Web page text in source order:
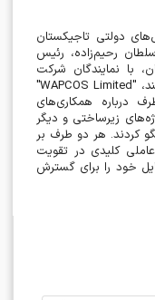
دولتی تاجیکستان
رحیم‌زاده، رئیس
با نمایندگان شرکت
"WAPCOS Limited"
درباره همکاری‌های
زیرساختی و دیگر
کردند. هر دو طرف بر
کلیدی در تقویت
خود را برای گسترش